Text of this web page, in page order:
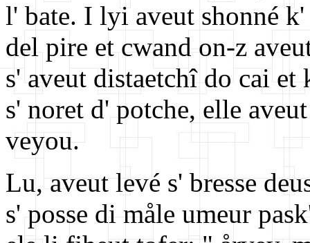
l' bate. I lyi aveut shonné k'
del pire et cwand on-z
s' aveut distaetchî do cai
s' noret d' potche, elle
veyou.
Lu, aveut levé s' bresse
s' posse di måle umeur